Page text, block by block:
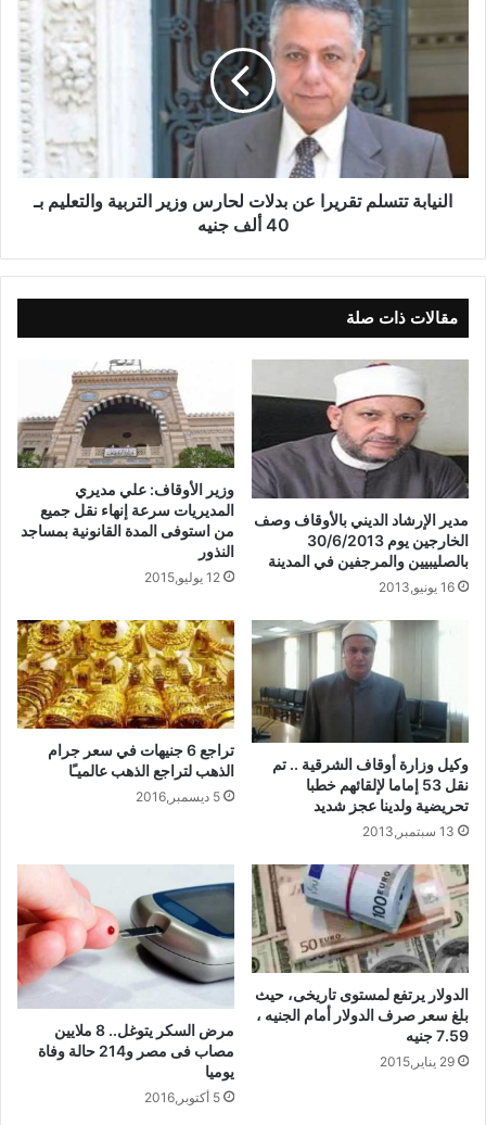
المتألق مؤمن زكريا إلي الغريم التقليدي الأهلي في صفقة مدوية، ثم
الهروب المفاجئ من جانب البرتغالي جيمي باتشيكو الذي تقدم
باستقالته عبر رسالة إلكترونية بعثها للنادي من البرتغال..
نسخ الرابط
النيابة تتسلم تقريرا عن بدلات لحارس وزير التربية والتعليم بـ
40 ألف جنيه
مقالات ذات صلة
مدير الإرشاد الديني بالأوقاف وصف
الخارجين يوم 30/6/2013
بالصليبيين والمرجفين في المدينة
16 يونيو,2013
وزير الأوقاف: علي مديري
المديريات سرعة إنهاء نقل جميع
من استوفى المدة القانونية بمساجد
النذور
12 يوليو,2015
وكيل وزارة أوقاف الشرقية .. تم
نقل 53 إماما لإلقائهم خطبا
تحريضية ولدينا عجز شديد
13 سبتمبر,2013
تراجع 6 جنيهات في سعر جرام
الذهب لتراجع الذهب عالميـًا
5 ديسمبر,2016
الدولار يرتفع لمستوى تاريخى، حيث
بلغ سعر صرف الدولار أمام الجنيه ،
7.59 جنيه
29 يناير,2015
مرض السكر يتوغل.. 8 ملايين
مصاب فى مصر و214 حالة وفاة
يوميا
5 أكتوبر,2016